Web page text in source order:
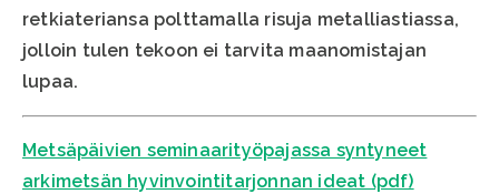
retkiateriansa polttamalla risuja metalliastiassa,
jolloin tulen tekoon ei tarvita maanomistajan
lupaa.
Metsäpäivien seminaarityöpajassa syntyneet
arkimetsän hyvinvointitarjonnan ideat (pdf)